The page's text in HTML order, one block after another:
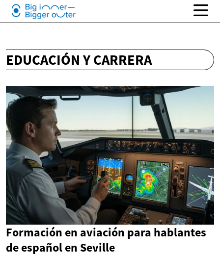
EDUCACIÓN Y CARRERA
Formación en aviación para hablantes
de español en Seville